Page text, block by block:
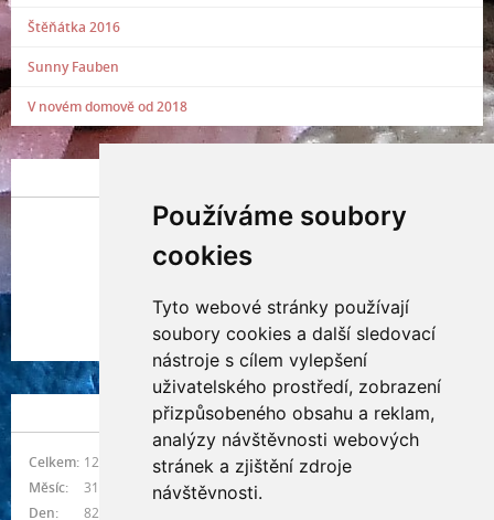
Používáme soubory
cookies
Tyto webové stránky používají
soubory cookies a další sledovací
nástroje s cílem vylepšení
uživatelského prostředí, zobrazení
přizpůsobeného obsahu a reklam,
analýzy návštěvnosti webových
stránek a zjištění zdroje
návštěvnosti.
Štěňátka 2016
Sunny Fauben
V novém domově od 2018
Indianna Ryve
Nostra, CZ
NÁVŠTĚVNOST
Celkem: 1216239
Měsíc:
31328
Den:
821